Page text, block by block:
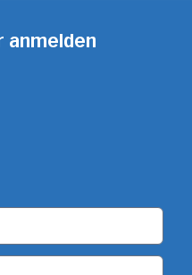
anmelden